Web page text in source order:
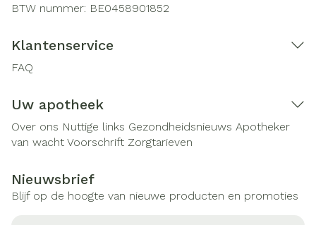
BTW nummer: BE0458901852
Klantenservice
FAQ
Uw apotheek
Over ons Nuttige links Gezondheidsnieuws Apotheker
van wacht Voorschrift Zorgtarieven
Nieuwsbrief
Blijf op de hoogte van nieuwe producten en promoties